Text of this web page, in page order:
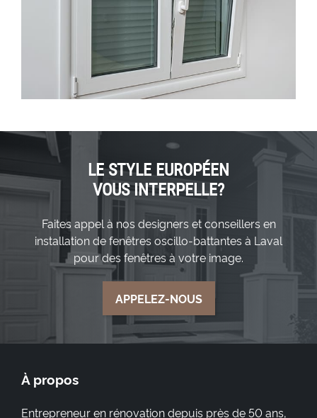
LE STYLE EUROPÉEN
VOUS INTERPELLE?
Faites appel à nos designers et conseillers en
installation de fenêtres oscillo-battantes à Laval
pour des fenêtres à votre image.
APPELEZ-NOUS
À propos
Entrepreneur en rénovation depuis près de 50 ans,